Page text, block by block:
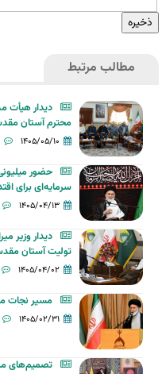
مطالب مرتبط
دیدار هیأت
محترم آستان
۱۴۰۵/۰۵/۱۰
حضور
سرمایه‌ای برای
۱۴۰۵/۰۴/۱۳
دیدار وزیر
تولیت آستان
۱۴۰۵/۰۴/۰۲
مسیر نجات
۱۴۰۵/۰۲/۳۱
تصمیم‌های